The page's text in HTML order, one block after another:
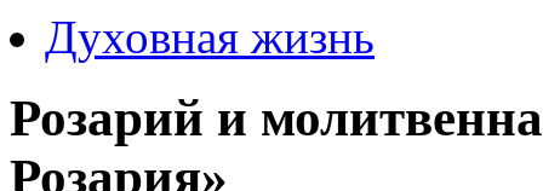
Духовная жизнь
Розарий и
Розария»